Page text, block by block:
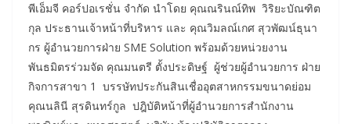
พีเอ็มจี คอร์ปอเรชั่น จำกัด นำโดย คุณณรินณ์ทิพ วิริยะบัณฑิต
กุล ประธานเจ้าหน้าที่บริหาร และ คุณวิมลณ์เกศ สุวพัฒน์ธุนา
กร ผู้อำนวยการฝ่าย SME Solution พร้อมด้วยหน่วยงาน
พันธมิตรร่วมจัด คุณมนตรี ตั้งประดิษฐ์ ผู้ช่วยผู้อำนวยการ ฝ่าย
กิจการสาขา 1 บรรษัทประกันสินเชื่ออุตสาหกรรมขนาดย่อม
คุณนลินี สุรดินทร์กูล ปฎิบัติหน้าที่ผู้อำนวยการสำนักงาน